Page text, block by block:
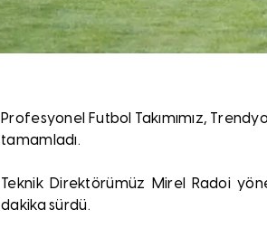
Profesyonel Futbol Takımımız,
tamamladı.
Teknik Direktörümüz Mirel Radoi
dakika sürdü.